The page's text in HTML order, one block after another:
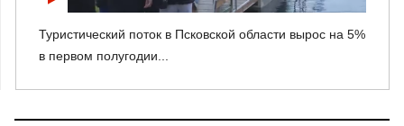
Туристический поток в Псковской области вырос на 5%
в первом полугодии...